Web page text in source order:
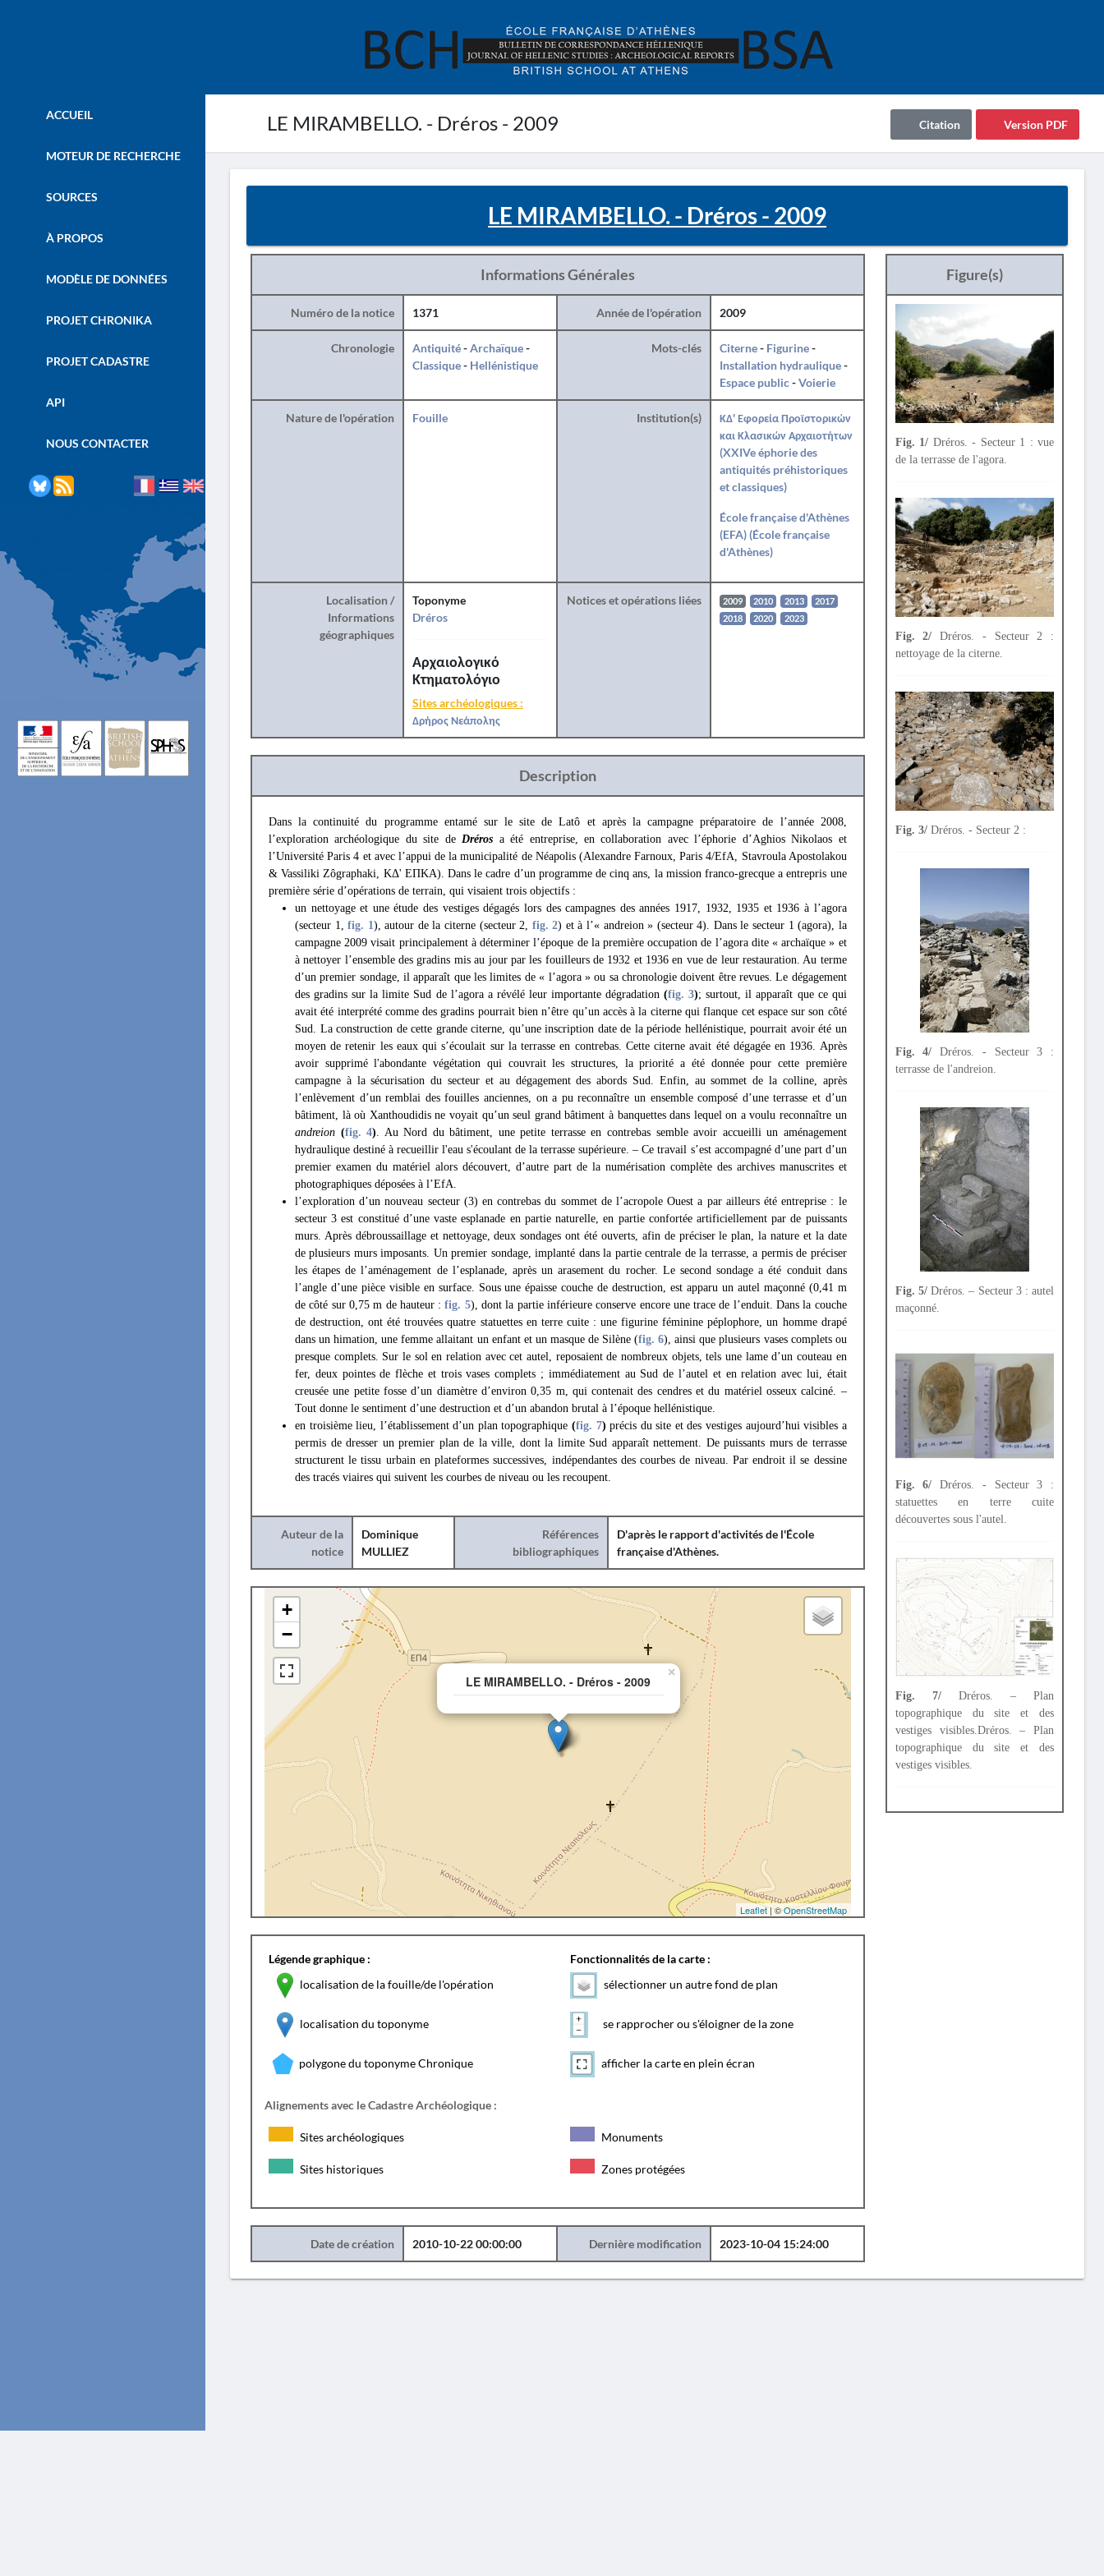
LE MIRAMBELLO. - Dréros - 2009 Version PDF
Citation
ACCUEIL
MOTEUR DE RECHERCHE
SOURCES
À PROPOS
MODÈLE DE DONNÉES
PROJET CHRONIKA
PROJET CADASTRE
API
NOUS CONTACTER
LE MIRAMBELLO. - Dréros - 2009
Informations Générales
Numéro de la notice 1371 Année de l'opération 2009
Chronologie Antiquité-Archaïque-
Classique- Hellénistique
Mots-clés Citerne- Figurine-
Installation hydraulique-
Espace public-Voierie
Nature de l'opération Fouille Institution(s)
ΚΔ' Εφορεία Προϊστορικών
και Κλασικών Αρχαιοτήτων
(XXIVe éphorie des
antiquités préhistoriques
et classiques)
École française d'Athènes
(EFA) (École française
d'Athènes)
Localisation /
Informations
géographiques
Toponyme
Dréros
Αρχαιολογικό
Κτηματολόγιο
Sites archéologiques :
Δρήρος Νεάπολης
Notices et opérations liées 2009 2010 2013
2017
2018
2020 2023
Description
Dans la continuité du programme entamé sur le site de Latô et après la campagne préparatoire de l’année 2008,
l’exploration archéologique du site deDréros a été entreprise, en collaboration avec l’éphorie d’Aghios Nikolaos et
l’Université Paris 4 et avec l’appui de la municipalité de Néapolis (Alexandre Farnoux, Paris 4/EfA, Stavroula Apostolakou
& Vassiliki Zôgraphaki, ΚΔ' ΕΠΚΑ). Dans le cadre d’un programme de cinq ans, la mission franco-grecque a entrepris une
première série d’opérations de terrain, qui visaient trois objectifs :
un nettoyage et une étude des vestiges dégagés lors des campagnes des années 1917, 1932, 1935 et 1936 à l’agora
(secteur 1,fig. 1), autour de la citerne (secteur 2, fig. 2) et à l’« andreion » (secteur 4). Dans le secteur 1 (agora), la
campagne 2009 visait principalement à déterminer l’époque de la première occupation de l’agora dite « archaïque » et
à nettoyer l’ensemble des gradins mis au jour par les fouilleurs de 1932 et 1936 en vue de leur restauration. Au terme
d’un premier sondage, il apparaît que les limites de « l’agora » ou sa chronologie doivent être revues. Le dégagement
des gradins sur la limite Sud de l’agora a révélé leur importante dégradation(fig. 3); surtout, il apparaît que ce qui
avait été interprété comme des gradins pourrait bien n’être qu’un accès à la citerne qui flanque cet espace sur son côté
Sud. La construction de cette grande citerne, qu’une inscription date de la période hellénistique, pourrait avoir été un
moyen de retenir les eaux qui s’écoulait sur la terrasse en contrebas. Cette citerne avait été dégagée en 1936. Après
avoir supprimé l'abondante végétation qui couvrait les structures, la priorité a été donnée pour cette première
campagne à la sécurisation du secteur et au dégagement des abords Sud. Enfin, au sommet de la colline, après
l’enlèvement d’un remblai des fouilles anciennes, on a pu reconnaître un ensemble composé d’une terrasse et d’un
bâtiment, là où Xanthoudidis ne voyait qu’un seul grand bâtiment à banquettes dans lequel on a voulu reconnaître un
andreion (fig. 4). Au Nord du bâtiment, une petite terrasse en contrebas semble avoir accueilli un aménagement
hydraulique destiné à recueillir l'eau s'écoulant de la terrasse supérieure. – Ce travail s’est accompagné d’une part d’un
premier examen du matériel alors découvert, d’autre part de la numérisation complète des archives manuscrites et
photographiques déposées à l’EfA.
l’exploration d’un nouveau secteur (3) en contrebas du sommet de l’acropole Ouest a par ailleurs été entreprise : le
secteur 3 est constitué d’une vaste esplanade en partie naturelle, en partie confortée artificiellement par de puissants
murs. Après débroussaillage et nettoyage, deux sondages ont été ouverts, afin de préciser le plan, la nature et la date
de plusieurs murs imposants. Un premier sondage, implanté dans la partie centrale de la terrasse, a permis de préciser
les étapes de l’aménagement de l’esplanade, après un arasement du rocher. Le second sondage a été conduit dans
l’angle d’une pièce visible en surface. Sous une épaisse couche de destruction, est apparu un autel maçonné (0,41 m
de côté sur 0,75 m de hauteur :fig. 5), dont la partie inférieure conserve encore une trace de l’enduit. Dans la couche
de destruction, ont été trouvées quatre statuettes en terre cuite : une figurine féminine péplophore, un homme drapé
dans un himation, une femme allaitant un enfant et un masque de Silène (fig. 6), ainsi que plusieurs vases complets ou
presque complets. Sur le sol en relation avec cet autel, reposaient de nombreux objets, tels une lame d’un couteau en
fer, deux pointes de flèche et trois vases complets ; immédiatement au Sud de l’autel et en relation avec lui, était
creusée une petite fosse d’un diamètre d’environ 0,35 m, qui contenait des cendres et du matériel osseux calciné. –
Tout donne le sentiment d’une destruction et d’un abandon brutal à l’époque hellénistique.
en troisième lieu, l’établissement d’un plan topographique (fig. 7) précis du site et des vestiges aujourd’hui visibles a
permis de dresser un premier plan de la ville, dont la limite Sud apparaît nettement. De puissants murs de terrasse
structurent le tissu urbain en plateformes successives, indépendantes des courbes de niveau. Par endroit il se dessine
des tracés viaires qui suivent les courbes de niveau ou les recoupent.
Auteur de la
notice
Dominique
MULLIEZ
Références
bibliographiques
D'après le rapport d'activités de l'École
française d'Athènes.
LE MIRAMBELLO. - Dréros - 2009
×
+
−
Leaflet| ©OpenStreetMap
Légende graphique :
localisation de la fouille/de l'opération
localisation du toponyme
polygone du toponyme Chronique
Fonctionnalités de la carte :
sélectionner un autre fond de plan
se rapprocher ou s'éloigner de la zone
afficher la carte en plein écran
Alignements avec le Cadastre Archéologique :
Sites archéologiques Monuments
Sites historiques Zones protégées
Date de création 2010-10-22 00:00:00 Dernière modification 2023-10-04 15:24:00
Figure(s)
Fig. 1/ Dréros. - Secteur 1 : vue
de la terrasse de l'agora.
Fig. 2/ Dréros. - Secteur 2 :
nettoyage de la citerne.
Fig. 3/Dréros. - Secteur 2 :
Fig. 4/ Dréros. - Secteur 3 :
terrasse de l'andreion.
Fig. 5/Dréros. – Secteur 3 : autel
maçonné.
Fig. 6/ Dréros. - Secteur 3 :
statuettes en terre cuite
découvertes sous l'autel.
Fig. 7/Dréros. – Plan
topographique du site et des
vestiges visibles.Dréros. – Plan
topographique du site et des
vestiges visibles.